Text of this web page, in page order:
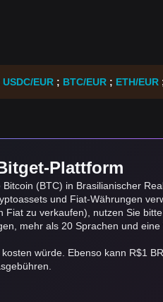
USDC/EUR ; BTC/EUR ; ETH/EUR
Plattform
(BTC) in Brasilianischer
und Fiat-Währungen
zu verkaufen), nutzen Sie
mehr als 20 Sprachen und eine
würde. Ebenso kann R$1